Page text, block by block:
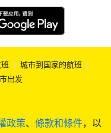
政策、 條款和條件，以
| 城市到国家的航班 |
出发